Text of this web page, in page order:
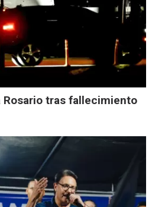
Rosario tras fallecimiento